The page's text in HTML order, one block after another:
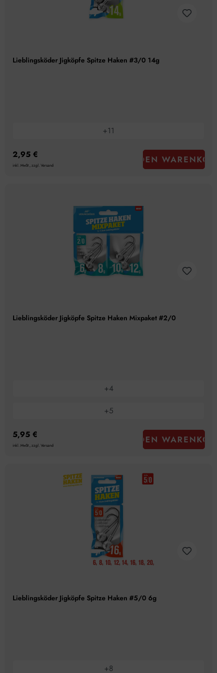
Lieblingsköder Jigköpfe Spitze Haken #3/0 14g
+11
2,95 €
inkl. MwSt., zzgl. Versand IN DEN
Lieblingsköder Jigköpfe Spitze Haken Mixpaket #2/0
+4
+5
5,95 €
inkl. MwSt., zzgl. Versand IN DEN
Lieblingsköder Jigköpfe Spitze Haken #5/0 6g
+8